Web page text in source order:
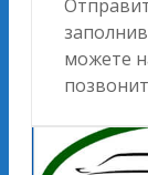
можете